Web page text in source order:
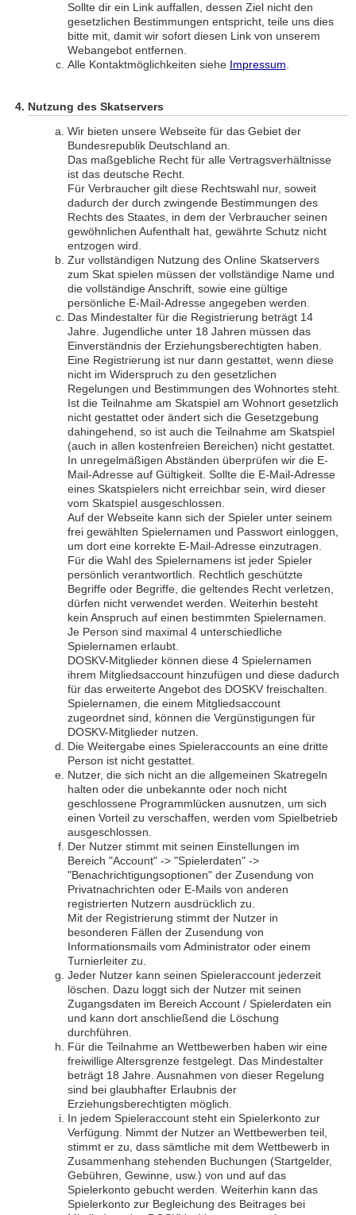
Sollte dir ein Link auffallen, dessen Ziel nicht den
gesetzlichen Bestimmungen entspricht, teile uns dies
bitte mit, damit wir sofort diesen Link von unserem
Webangebot entfernen.
Alle Kontaktmöglichkeiten siehe Impressum
Nutzung des Skatservers
Wir bieten unsere Webseite für das Gebiet der
Bundesrepublik Deutschland an.
Das maßgebliche Recht für alle Vertragsverhältnisse
ist das deutsche Recht.
Für Verbraucher gilt diese Rechtswahl nur, soweit
dadurch der durch zwingende Bestimmungen des
Rechts des Staates, in dem der Verbraucher seinen
gewöhnlichen Aufenthalt hat, gewährte Schutz nicht
entzogen wird.
Zur vollständigen Nutzung des Online Skatservers
zum Skat spielen müssen der vollständige Name und
die vollständige Anschrift, sowie eine gültige
persönliche E-Mail-Adresse angegeben werden.
Das Mindestalter für die Registrierung beträgt 14
Jahre. Jugendliche unter 18 Jahren müssen das
Einverständnis der Erziehungsberechtigten haben.
Eine Registrierung ist nur dann gestattet, wenn diese
nicht im Widerspruch zu den gesetzlichen
Regelungen und Bestimmungen des Wohnortes steht.
Ist die Teilnahme am Skatspiel am Wohnort gesetzlich
nicht gestattet oder ändert sich die Gesetzgebung
dahingehend, so ist auch die Teilnahme am Skatspiel
(auch in allen kostenfreien Bereichen) nicht gestattet.
In unregelmäßigen Abständen überprüfen wir die E-
Mail-Adresse auf Gültigkeit. Sollte die E-Mail-Adresse
eines Skatspielers nicht erreichbar sein, wird dieser
vom Skatspiel ausgeschlossen.
Auf der Webseite kann sich der Spieler unter seinem
frei gewählten Spielernamen und Passwort einloggen,
um dort eine korrekte E-Mail-Adresse einzutragen.
Für die Wahl des Spielernamens ist jeder Spieler
persönlich verantwortlich. Rechtlich geschützte
Begriffe oder Begriffe, die geltendes Recht verletzen,
dürfen nicht verwendet werden. Weiterhin besteht
kein Anspruch auf einen bestimmten Spielernamen.
Je Person sind maximal 4 unterschiedliche
Spielernamen erlaubt.
DOSKV-Mitglieder können diese 4 Spielernamen
ihrem Mitgliedsaccount hinzufügen und diese dadurch
für das erweiterte Angebot des DOSKV freischalten.
Spielernamen, die einem Mitgliedsaccount
zugeordnet sind, können die Vergünstigungen für
DOSKV-Mitglieder nutzen.
Die Weitergabe eines Spieleraccounts an eine dritte
Person ist nicht gestattet.
Nutzer, die sich nicht an die allgemeinen Skatregeln
halten oder die unbekannte oder noch nicht
geschlossene Programmlücken ausnutzen, um sich
einen Vorteil zu verschaffen, werden vom Spielbetrieb
ausgeschlossen.
Der Nutzer stimmt mit seinen Einstellungen im
Bereich "Account" -> "Spielerdaten" ->
"Benachrichtigungsoptionen" der Zusendung von
Privatnachrichten oder E-Mails von anderen
registrierten Nutzern ausdrücklich zu.
Mit der Registrierung stimmt der Nutzer in
besonderen Fällen der Zusendung von
Informationsmails vom Administrator oder einem
Turnierleiter zu.
Jeder Nutzer kann seinen Spieleraccount jederzeit
löschen. Dazu loggt sich der Nutzer mit seinen
Zugangsdaten im Bereich Account / Spielerdaten ein
und kann dort anschließend die Löschung
durchführen.
Für die Teilnahme an Wettbewerben haben wir eine
freiwillige Altersgrenze festgelegt. Das Mindestalter
beträgt 18 Jahre. Ausnahmen von dieser Regelung
sind bei glaubhafter Erlaubnis der
Erziehungsberechtigten möglich.
In jedem Spieleraccount steht ein Spielerkonto zur
Verfügung. Nimmt der Nutzer an Wettbewerben teil,
stimmt er zu, dass sämtliche mit dem Wettbewerb in
Zusammenhang stehenden Buchungen (Startgelder,
Gebühren, Gewinne, usw.) von und auf das
Spielerkonto gebucht werden. Weiterhin kann das
Spielerkonto zur Begleichung des Beitrages bei